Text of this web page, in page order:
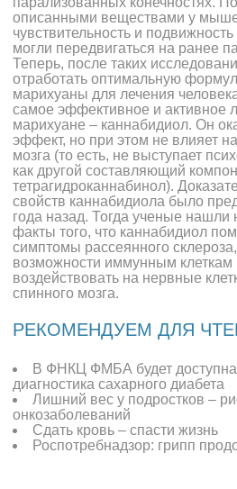
описанными веществами у
чувствительность и
могли передвигаться на ранее
Теперь, после таких
отработать оптимальную
марихуаны для лечения
самое эффективное и активное
марихуане – каннабидиол. Он
эффект, но при этом не влияет
мозга (то есть, не выступает
как другой составляющий
тетрагидроканнабинол).
свойств каннабидиола было
года назад. Тогда ученые
факты того, что каннабидиол
симптомы рассеянного
возможности иммунным клеткам
воздействовать на нервные
спинного мозга.
РЕКОМЕНДУЕМ ДЛЯ
В ФНКЦ ФМБА будет доступна
диагностика сахарного диабета
Лишний вес у подростков –
онкозаболеваний
Сдать кровь – спасти жизнь
Роспотребнадзор: грипп